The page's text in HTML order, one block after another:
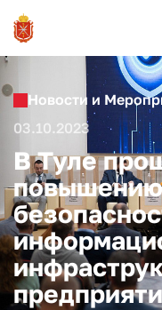
Новости и
03.10.2023
В Туле